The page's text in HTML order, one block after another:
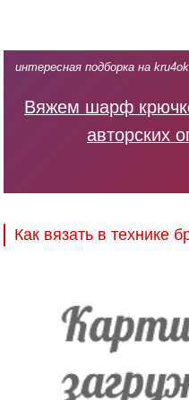
интересная подборка на
Вяжем шарф
авторских
Как вязать в технике